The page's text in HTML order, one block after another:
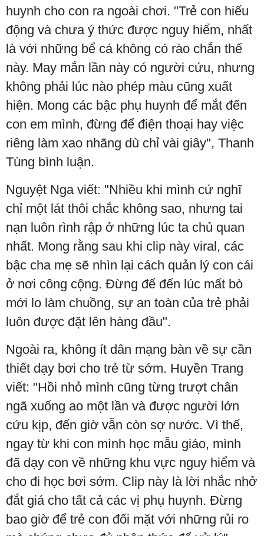
huynh cho con ra ngoài chơi. "Trẻ con hiếu
động và chưa ý thức được nguy hiểm, nhất
là với những bể cá không có rào chắn thế
này. May mắn lần này có người cứu, nhưng
không phải lúc nào phép màu cũng xuất
hiện. Mong các bậc phụ huynh để mắt đến
con em mình, đừng để điện thoại hay việc
riêng làm xao nhãng dù chỉ vài giây", Thanh
Tùng bình luận.
Nguyệt Nga viết: "Nhiều khi mình cứ nghĩ
chỉ một lát thôi chắc không sao, nhưng tai
nạn luôn rình rập ở những lúc ta chủ quan
nhất. Mong rằng sau khi clip này viral, các
bậc cha mẹ sẽ nhìn lại cách quản lý con cái
ở nơi công cộng. Đừng để đến lúc mất bò
mới lo làm chuồng, sự an toàn của trẻ phải
luôn được đặt lên hàng đầu".
Ngoài ra, không ít dân mạng bàn về sự cần
thiết dạy bơi cho trẻ từ sớm. Huyền Trang
viết: "Hồi nhỏ mình cũng từng trượt chân
ngã xuống ao một lần và được người lớn
cứu kịp, đến giờ vẫn còn sợ nước. Vì thế,
ngay từ khi con mình học mẫu giáo, mình
đã dạy con về những khu vực nguy hiểm và
cho đi học bơi sớm. Clip này là lời nhắc nhở
đắt giá cho tất cả các vị phụ huynh. Đừng
bao giờ để trẻ con đối mặt với những rủi ro